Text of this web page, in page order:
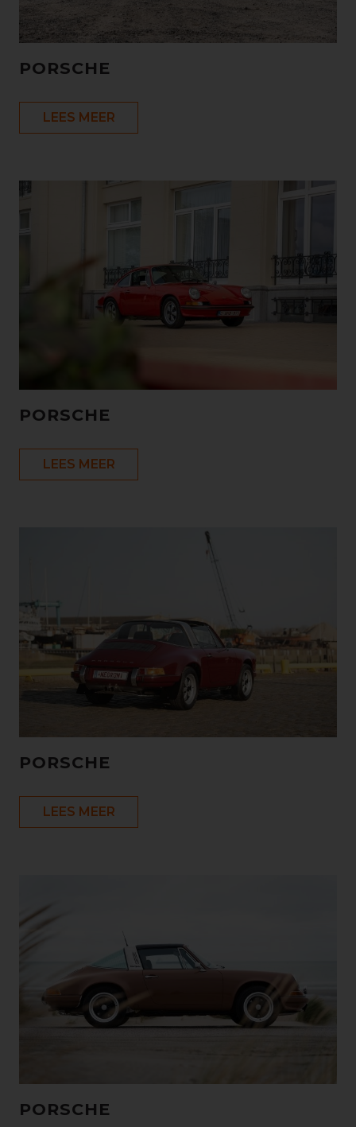
PORSCHE
LEES MEER
PORSCHE
LEES MEER
PORSCHE
LEES MEER
PORSCHE